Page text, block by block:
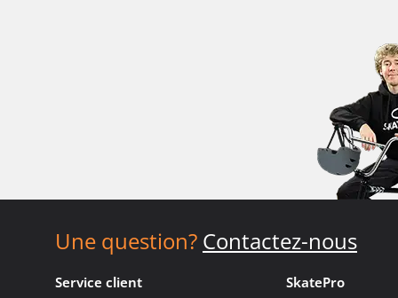
Une question? Contactez-nous
Service client SkatePro